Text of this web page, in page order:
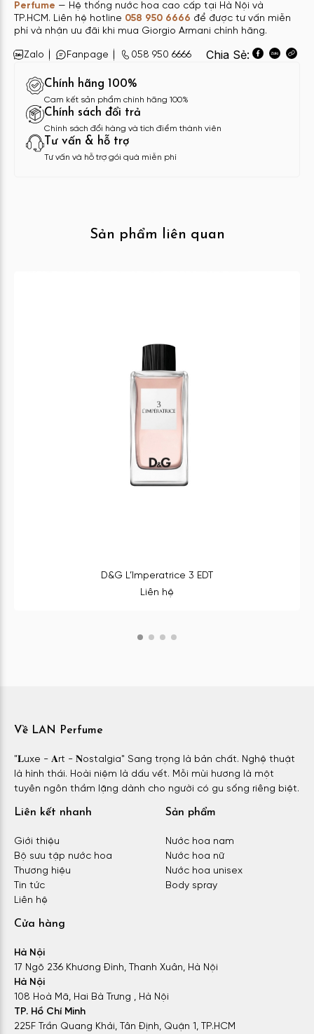
Perfume — Hệ thống nước hoa cao cấp tại Hà Nội và
TP.HCM. Liên hệ hotline 058 950 6666 để được tư vấn miễn
phí và nhận ưu đãi khi mua Giorgio Armani chính hãng.
Zalo Fanpage 058 950 6666 Chia Sẻ:
Chính hãng 100%
Cam kết sản phẩm chính hãng 100%
Chính sách đổi trả
Chính sách đổi hàng và tích điểm thành viên
Tư vấn & hỗ trợ
Tư vấn và hỗ trợ gói quà miễn phí
Sản phẩm liên quan
D&G L’Imperatrice 3 EDT
Liên hệ
Về LAN Perfume
"𝐋uxe - 𝐀rt - 𝐍ostalgia" Sang trọng là bản chất. Nghệ thuật
là hình thái. Hoài niệm là dấu vết. Mỗi mùi hương là một
tuyên ngôn thầm lặng dành cho người có gu sống riêng biệt.
Liên kết nhanh
Giới thiệu
Bộ sưu tập nước hoa
Thương hiệu
Tin tức
Liên hệ
Sản phẩm
Nước hoa nam
Nước hoa nữ
Nước hoa unisex
Body spray
Cửa hàng
Hà Nội
17 Ngõ 236 Khương Đình, Thanh Xuân, Hà Nội
Hà Nội
108 Hoà Mã, Hai Bà Trưng , Hà Nội
TP. Hồ Chí Minh
225F Trần Quang Khải, Tân Định, Quận 1, TP.HCM